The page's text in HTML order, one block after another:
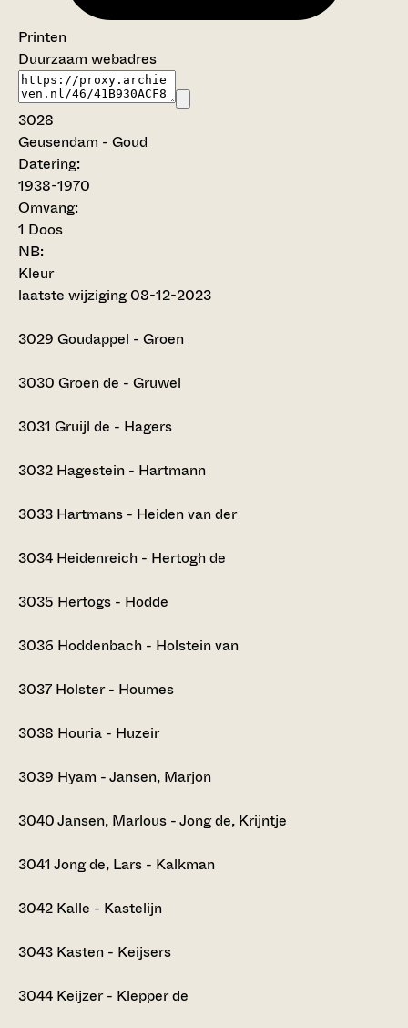
Printen
Duurzaam webadres
3028
Geusendam - Goud
Datering:
1938-1970
Omvang:
1 Doos
NB:
Kleur
laatste wijziging 08-12-2023
3029 Goudappel - Groen
3030 Groen de - Gruwel
3031 Gruijl de - Hagers
3032 Hagestein - Hartmann
3033 Hartmans - Heiden van der
3034 Heidenreich - Hertogh de
3035 Hertogs - Hodde
3036 Hoddenbach - Holstein van
3037 Holster - Houmes
3038 Houria - Huzeir
3039 Hyam - Jansen, Marjon
3040Jansen, Marlous - Jong de, Krijntje
3041 Jong de, Lars - Kalkman
3042 Kalle - Kastelijn
3043 Kasten - Keijsers
3044 Keijzer - Klepper de